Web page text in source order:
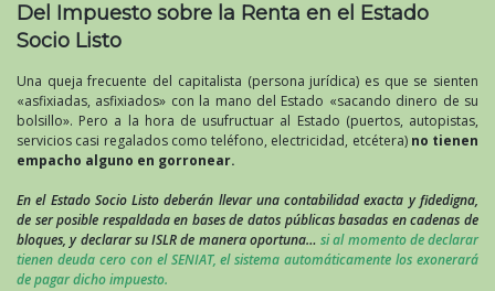
Del Impuesto sobre la Renta en el Estado
Socio Listo
Una queja frecuente del capitalista (persona jurídica) es que se sienten
«asfixiadas, asfixiados» con la mano del Estado «sacando dinero de su
bolsillo». Pero a la hora de usufructuar al Estado (puertos, autopistas,
servicios casi regalados como teléfono, electricidad, etcétera) no tienen
empacho alguno en gorronear.
En el Estado Socio Listo deberán llevar una contabilidad exacta y fidedigna,
de ser posible respaldada en bases de datos públicas basadas en cadenas de
bloques, y declarar su ISLR de manera oportuna… si al momento de declarar
tienen deuda cero con el SENIAT, el sistema automáticamente los exonerará
de pagar dicho impuesto.